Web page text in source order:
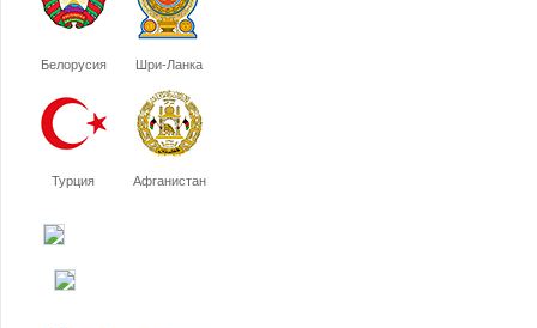
Белорусия Шри-Ланка
Турция Афганистан